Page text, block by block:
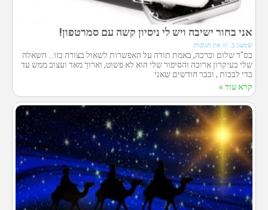
אני בחור ישיבה ויש לי ניסיון קשה עם סמרטפון!
שמעון ב. אין תגובות
בס"ד שלום וברכה, באמת תודה על האפשרות לשאול בצורה כזו… השאלה
שלי בעיקרון ארוכה והסיפור שלי הוא לא פשוט, וארוך מאד ועצוב ממש עד
כדי לבכות , וכבר חודשים שאני
קרא עוד »